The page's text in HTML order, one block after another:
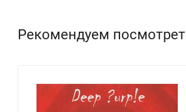
Рекомендуем